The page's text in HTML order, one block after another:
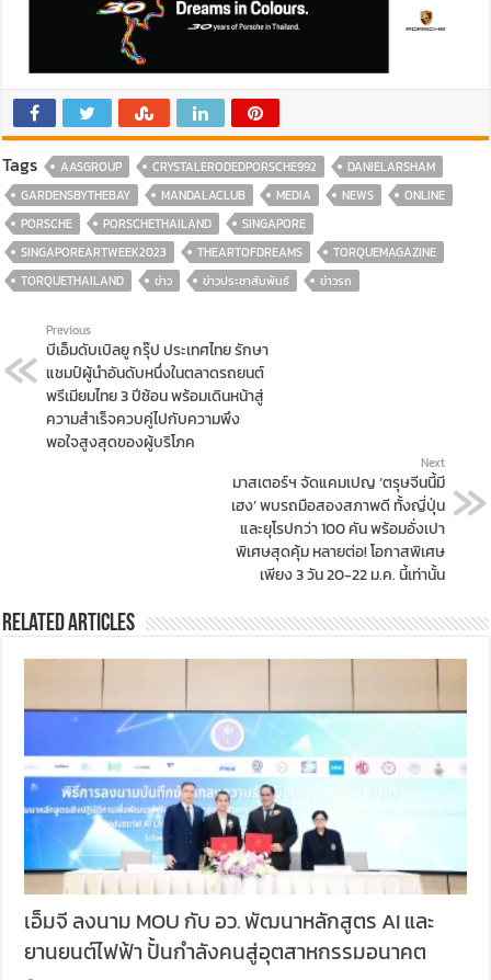
Tags AASGROUP CRYSTALERODEDPORSCHE992
DANIELARSHAM
GARDENSBYTHEBAY
MANDALACLUB MEDIA NEWS
ONLINE
PORSCHE
PORSCHETHAILAND
SINGAPORE
SINGAPOREARTWEEK2023
THEARTOFDREAMS
TORQUEMAGAZINE
TORQUETHAILAND
ข่าว ข่าวประชาสัมพันธ์ ข่าวรถ
Previous
บีเอ็มดับเบิลยู กรุ๊ป ประเทศไทย รักษา
แชมป์ผู้นำอันดับหนึ่งในตลาดรถยนต์
พรีเมียมไทย 3 ปีซ้อน พร้อมเดินหน้าสู่
ความสำเร็จควบคู่ไปกับความพึง
พอใจสูงสุดของผู้บริโภค
Next
มาสเตอร์ฯ จัดแคมเปญ ‘ตรุษจีนนี้มี
เฮง’ พบรถมือสองสภาพดี ทั้งญี่ปุ่น
และยุโรปกว่า 100 คัน พร้อมอั่งเปา
พิเศษสุดคุ้ม หลายต่อ! โอกาสพิเศษ
เพียง 3 วัน 20-22 ม.ค. นี้เท่านั้น
Related Articles
เอ็มจี ลงนาม MOU กับ อว. พัฒนาหลักสูตร AI และ
ยานยนต์ไฟฟ้า ปั้นกำลังคนสู่อุตสาหกรรมอนาคต